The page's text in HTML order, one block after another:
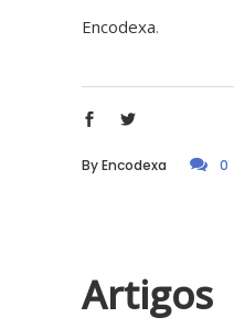
Encodexa.
ByEncodexa 0
Artigos